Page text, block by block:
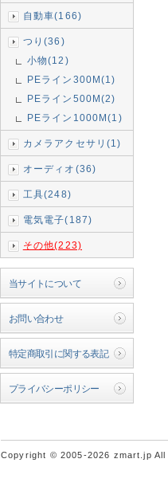
自動車(166)
つり(36)
小物(12)
PEライン300M(1)
PEライン500M(2)
PEライン1000M(1)
カメラアクセサリ(1)
オーディオ(36)
工具(248)
電気電子(187)
その他(223)
当サイトについて
お問い合わせ
特定商取引に関する表記
プライバシーポリシー
Copyright © 2005-2026 zmart.jp All